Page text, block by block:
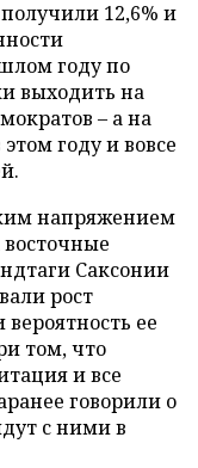
12,6% и
году по
выходить на
– а на
году и вовсе
напряжением
Саксонии
рост
ее
том, что
и все
говорили о
с ними в